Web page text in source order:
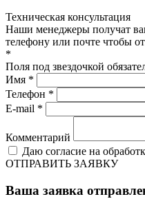
Техническая консультация
Наши менеджеры получат
телефону или почте чтобы
*
Поля под звездочкой
Имя *
Телефон *
E-mail *
Комментарий
Даю согласие на
ОТПРАВИТЬ ЗАЯВКУ
Ваша заявка